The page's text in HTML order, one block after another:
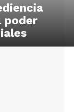
poder